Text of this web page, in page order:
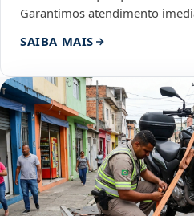
Garantimos atendimento
SAIBA MAIS